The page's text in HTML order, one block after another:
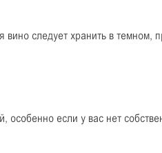
следует хранить в темном,
особенно если у вас нет